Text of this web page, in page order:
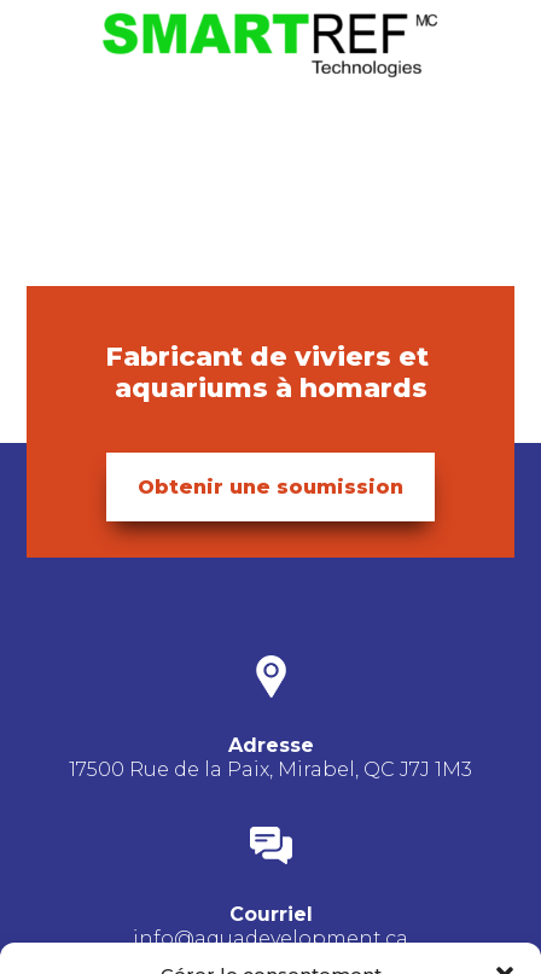
Fabricant de viviers et
aquariums à homards
Obtenir une soumission
Adresse
17500 Rue de la Paix, Mirabel, QC J7J 1M3
Courriel
info@aquadevelopment.ca